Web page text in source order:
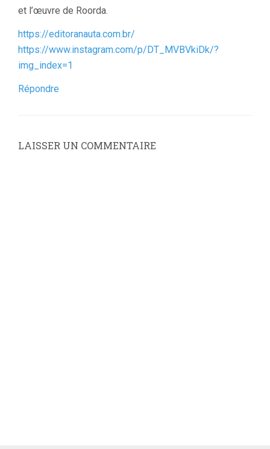
et l’œuvre de Roorda.
https://editoranauta.com.br/
https://www.instagram.com/p/DT_MVBVkiDk/?
img_index=1
Répondre
LAISSER UN COMMENTAIRE